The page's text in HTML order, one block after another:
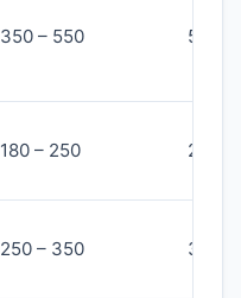
350 – 550 500 –
180 – 250 220 –
250 – 350 320 –